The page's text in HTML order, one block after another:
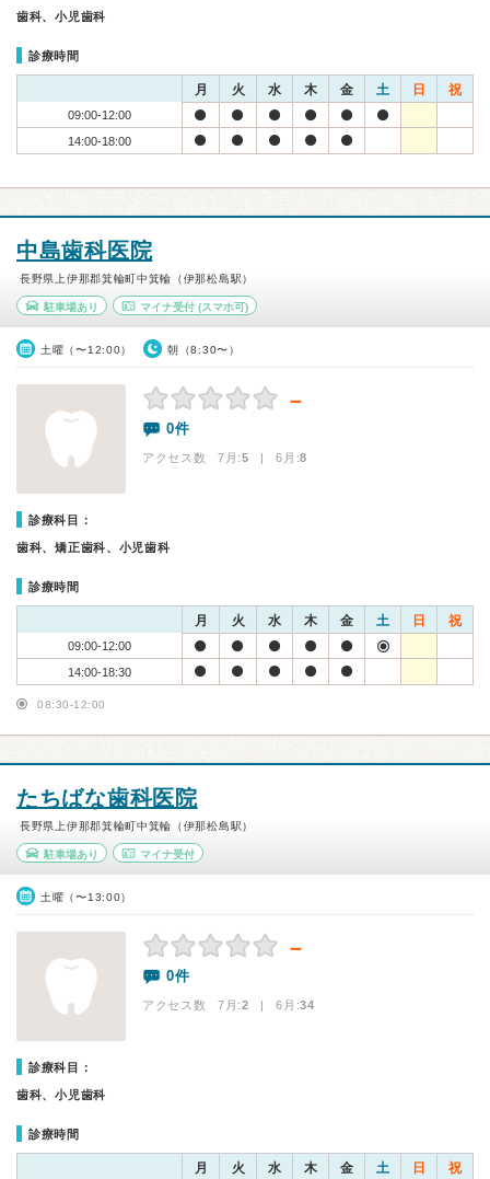
歯科、小児歯科
診療時間
月 火 水 木 金 土 日 祝
09:00-12:00
14:00-18:00
中島歯科医院
長野県上伊那郡箕輪町中箕輪（伊那松島駅）
駐車場あり マイナ受付(スマホ可)
土曜（〜12:00） 朝（8:30〜）
－
0件
アクセス数 7月:5 | 6月:8
診療科目：
歯科、矯正歯科、小児歯科
診療時間
月 火 水 木 金 土 日 祝
09:00-12:00
14:00-18:30
08:30-12:00
たちばな歯科医院
長野県上伊那郡箕輪町中箕輪（伊那松島駅）
駐車場あり マイナ受付
土曜（〜13:00）
－
0件
アクセス数 7月:2 | 6月:34
診療科目：
歯科、小児歯科
診療時間
月 火 水 木 金 土 日 祝